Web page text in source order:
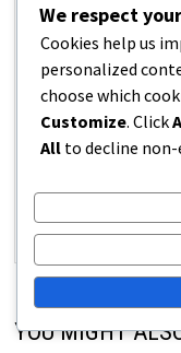
YOU MIGHT
We respect
Cookies help us
personalized
choose which
Customize. Click
All to decline